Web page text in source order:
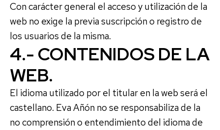
Con carácter general el acceso y utilización de la
web no exige la previa suscripción o registro de
los usuarios de la misma.
4.- CONTENIDOS DE LA
WEB.
El idioma utilizado por el titular en la web será el
castellano. Eva Añón no se responsabiliza de la
no comprensión o entendimiento del idioma de